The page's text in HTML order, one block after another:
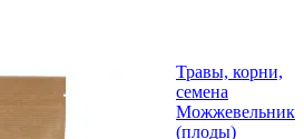
Травы, корни,
семена
Можжевельник
(плоды)